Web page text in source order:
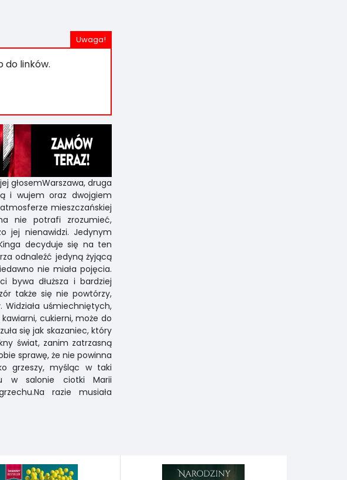
do linków.
głosemWarszawa, druga
i wujem oraz dwojgiem
mieszczańskiej
nie potrafi zrozumieć,
jej nienawidzi. Jedynym
decyduje się na ten
odnaleźć jedyną żyjącą
nie miała pojęcia.
bywa dłuższa i bardziej
także się nie powtórzy,
uśmiechniętych,
cukierni, może do
się jak skazaniec, który
świat, zanim zatrzasną
sprawę, że nie powinna
grzeszy, myśląc w taki
w salonie ciotki Marii
razie musiała